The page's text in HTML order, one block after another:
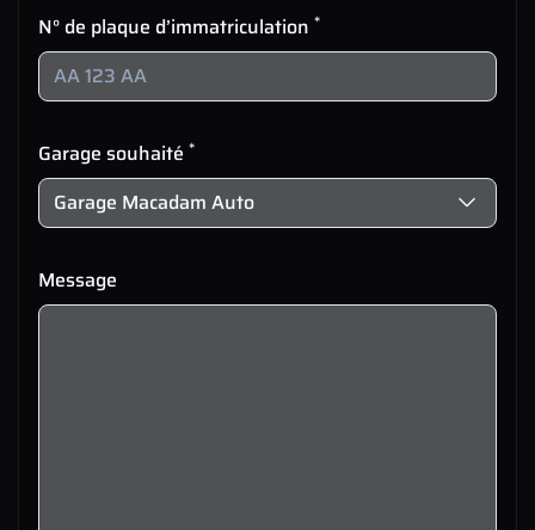
N° de plaque d’immatriculation *
Garage souhaité *
Message